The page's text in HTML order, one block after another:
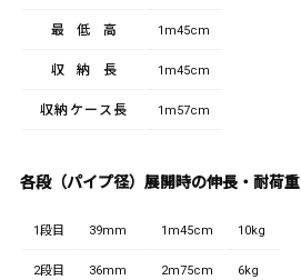
最低高 1m45cm
収納長 1m45cm
収納ケース長 1m57cm
各段（パイプ径）展開時の伸長・耐荷重
1段目 39mm 1m45cm 10kg
2段目 36mm 2m75cm 6kg